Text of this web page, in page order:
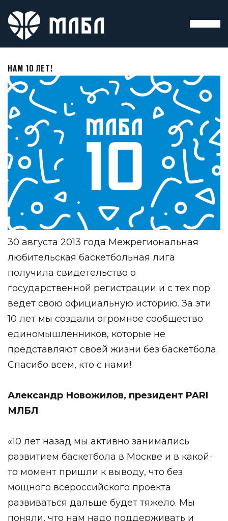
НАМ 10 ЛЕТ!
30 августа 2013 года Межрегиональная
любительская баскетбольная лига
получила свидетельство о
государственной регистрации и с тех пор
ведет свою официальную историю. За эти
10 лет мы создали огромное сообщество
единомышленников, которые не
представляют своей жизни без баскетбола.
Спасибо всем, кто с нами!
Александр Новожилов, президент PARI
МЛБЛ
«10 лет назад мы активно занимались
развитием баскетбола в Москве и в какой-
то момент пришли к выводу, что без
мощного всероссийского проекта
развиваться дальше будет тяжело. Мы
поняли, что нам надо поддерживать и